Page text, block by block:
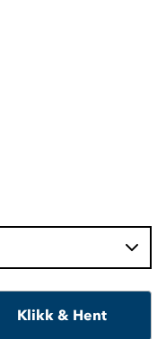
Klikk & Hent